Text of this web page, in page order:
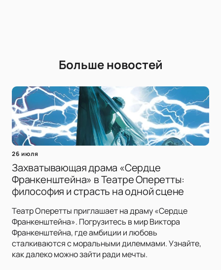
Больше новостей
26 июля
Захватывающая драма «Сердце
Франкенштейна» в Театре Оперетты:
философия и страсть на одной сцене
Театр Оперетты приглашает на драму «Сердце
Франкенштейна». Погрузитесь в мир Виктора
Франкенштейна, где амбиции и любовь
сталкиваются с моральными дилеммами. Узнайте,
как далеко можно зайти ради мечты.